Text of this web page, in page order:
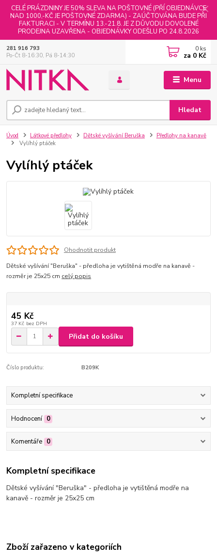
CELÉ PRÁZDNINY JE 50% SLEVA NA POŠTOVNÉ (PŘÍ OBJEDNÁVCE
NAD 1000,-KČ JE POŠTOVNÉ ZDARMA) - ZAÚČTOVÁNA BUDE PŘI
FAKTURACI - V TERMÍNU 13.-21.8. JE Z DŮVODU DOVOLENÉ
PRODEJNA UZAVŘENA - OBJEDNÁVKY ODEŠLU PO 24.8.2026
Menu
Hledat
281 916 793
Po-Čt 8-16:30, Pá 8-14:30
0 ks
za 0 Kč
Úvod Látkové předlohy Dětské vyšívání Beruška
Předlohy na kanavě
Vylíhlý ptáček
Vylíhlý ptáček
Ohodnotit produkt
Dětské vyšívání "Beruška" - předloha je vytištěná modře na kanavě -
rozměr je 25x25 cm celý popis
45 Kč
37 Kč bez DPH
Přidat do košíku
Číslo produktu: B209K
Kompletní specifikace
Hodnocení 0
Komentáře 0
Kompletní specifikace
Dětské vyšívání "Beruška" - předloha je vytištěná modře na
kanavě - rozměr je 25x25 cm
Zboží zařazeno v kategoriích